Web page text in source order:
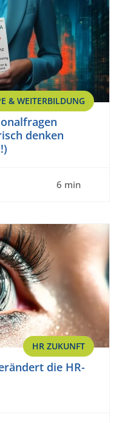
& WEITERBILDUNG
denken
6 min
HR ZUKUNFT
die HR-